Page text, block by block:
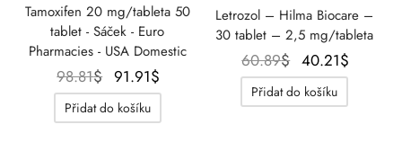
Tamoxifen 20 mg/tableta 50
tablet - Sáček - Euro
Pharmacies - USA Domestic
98.81$ Původní
cena
byla:
91.91$
Přidat do košíku
Letrozol – Hilma Biocare –
30 tablet – 2,5 mg/tableta
60.89$ Původní
cena
byla:
40.21$
Přidat do košíku